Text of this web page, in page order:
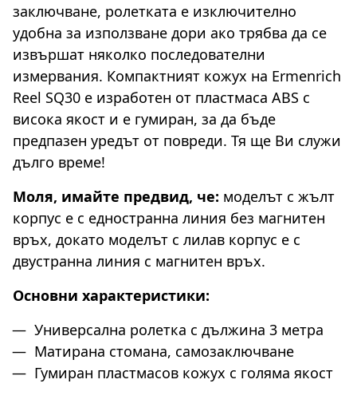
заключване, ролетката е изключително
удобна за използване дори ако трябва да се
извършат няколко последователни
измервания. Компактният кожух на Ermenrich
Reel SQ30 е изработен от пластмаса ABS с
висока якост и е гумиран, за да бъде
предпазен уредът от повреди. Тя ще Ви служи
дълго време!
Моля, имайте предвид, че: моделът с жълт
корпус е с едностранна линия без магнитен
връх, докато моделът с лилав корпус е с
двустранна линия с магнитен връх.
Основни характеристики:
Универсална ролетка с дължина 3 метра
Матирана стомана, самозаключване
Гумиран пластмасов кожух с голяма якост